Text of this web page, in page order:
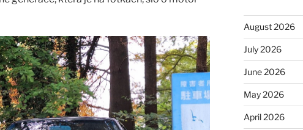
August 2026
July 2026
June 2026
May 2026
April 2026